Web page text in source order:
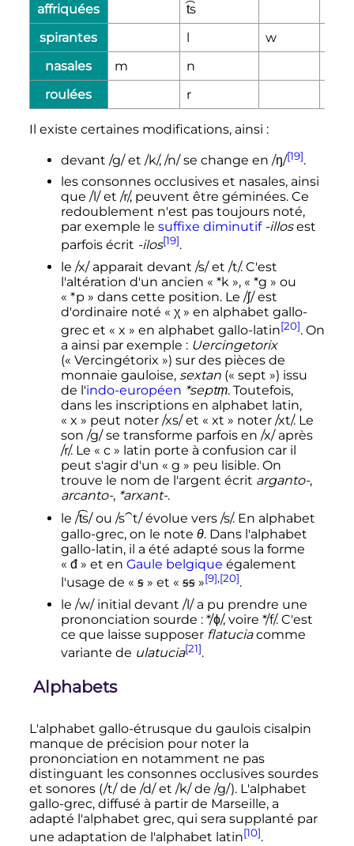
affriquées
t͡s
spirantes
l w
nasales
m
n
roulées
r
Il existe certaines modifications, ainsi :
devant /g/ et /k/, /n/ se change en /ŋ/[19].
les consonnes occlusives et nasales, ainsi
que /l/ et /r/, peuvent être géminées. Ce
redoublement n'est pas toujours noté,
par exemple le suffixe diminutif -illosest
parfois écrit -ilos[19].
le /x/ apparait devant /s/ et /t/. C'est
l'altération d'un ancien « *k », « *g » ou
« *p » dans cette position. Le /ʃ/ est
d'ordinaire noté « χ » en alphabet gallo-
grec et « x » en alphabet gallo-latin[20]. On
a ainsi par exemple : Uercingetorix
(« Vercingétorix ») sur des pièces de
monnaie gauloise, sextan(« sept ») issu
de l'indo-européen *septṃ. Toutefois,
dans les inscriptions en alphabet latin,
« x » peut noter /xs/ et « xt » noter /xt/. Le
son /g/ se transforme parfois en /x/ après
/r/. Le « c » latin porte à confusion car il
peut s'agir d'un « g » peu lisible. On
trouve le nom de l'argent écrit arganto-,
arcanto-, *arxant-.
le /t͡s/ ou /s⁀t/ évolue vers /s/. En alphabet
gallo-grec, on le note θ. Dans l'alphabet
gallo-latin, il a été adapté sous la forme
« đ » et en Gaule belgique également
l'usage de « ꞩ » et « ꞩꞩ »[9],[20].
le /w/ initial devant /l/ a pu prendre une
prononciation sourde : */ɸ/, voire */f/. C'est
ce que laisse supposer flatuciacomme
variante de ulatucia[21].
Alphabets
L'alphabet gallo-étrusque du gaulois cisalpin
manque de précision pour noter la
prononciation en notamment ne pas
distinguant les consonnes occlusives sourdes
et sonores (/t/ de /d/ et /k/ de /g/). L'alphabet
gallo-grec, diffusé à partir de Marseille, a
adapté l'alphabet grec, qui sera supplanté par
une adaptation de l'alphabet latin[10].